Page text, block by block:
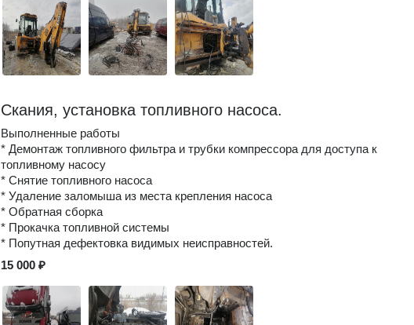
Скания, установка топливного насоса.
Выполненные работы
* Демонтаж топливного фильтра и трубки компрессора для доступа к
топливному насосу
* Снятие топливного насоса
* Удаление заломыша из места крепления насоса
* Обратная сборка
* Прокачка топливной системы
* Попутная дефектовка видимых неисправностей.
15 000 ₽